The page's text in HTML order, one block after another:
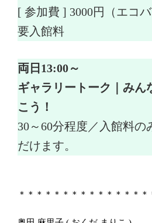
[ 参加費 ] 3000円（エコ
要入館料
両日13:00～
ギャラリートーク｜みん
こう！
30～60分程度／入館料の
だけます。
＊＊＊＊＊＊＊＊＊＊＊＊＊＊＊